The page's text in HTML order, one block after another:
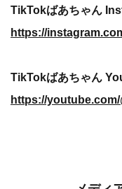
TikTokばあちゃん
TikTokばあちゃん
https://